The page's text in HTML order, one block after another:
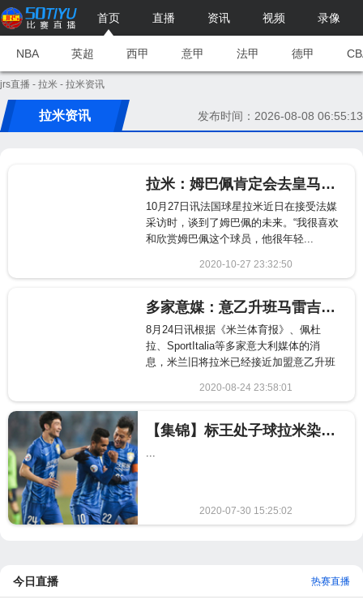
首页 直播 资讯 视频 录像
NBA 英超 西甲 意甲 法甲 德甲
jrs直播 - 拉米 - 拉米资讯
拉米资讯 发布时间：2026-08-08 06:55:13
拉米：姆巴佩肯定会去皇马 这对巴黎和法甲来说很悲哀
10月27日讯法国球星拉米近日在接受法媒
采访时，谈到了姆巴佩的未来。“我很喜欢
和欣赏姆巴佩这个球员，他很年轻...
2020-10-27 23:32:50
907
多家意媒：意乙升班马雷吉纳接近签下米兰旧将拉米
8月24日讯根据《米兰体育报》、佩杜
拉、SportItalia等多家意大利媒体的消
息，米兰旧将拉米已经接近加盟意乙升班
2020-08-24 23:58:01
2650
【集锦】标王处子球拉米染红 苏宁3-2全北取首胜
...
2020-07-30 15:25:02
1104
今日直播 热赛直播